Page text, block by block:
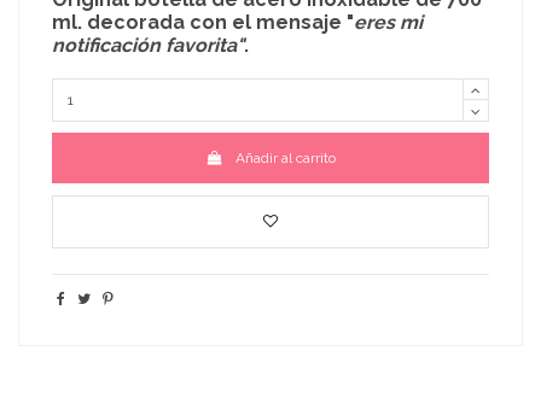
ml. decorada con el mensaje "eres mi
notificación favorita".
Añadir al carrito